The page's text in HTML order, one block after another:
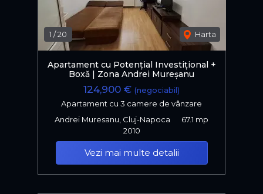
1 /20 Harta
Apartament cu Potențial Investițional +
Boxǎ | Zona Andrei Mureșanu
124,900 € (negociabil)
Apartament cu 3 camere de vânzare
Andrei Muresanu, Cluj-Napoca
67.1 mp
2010
Vezi mai multe detalii